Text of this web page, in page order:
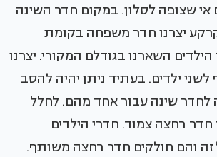
שצופה לסלון. במקום חדר השינה
יצרנו חדר משפחה בקומת
השארנו בגודלם המקורי. יצרנו
ילדים. בעתיד ניתן יהיה להסב
שינה עבור אחד מהם. לחלל
חדר רחצה צמוד. חדרי הילדים
והם חולקים חדר רחצה משותף.